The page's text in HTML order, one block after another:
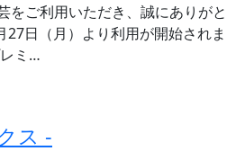
利用いただき、誠にありがと
27日（月）より利用が開始されま
ミ…
ス -